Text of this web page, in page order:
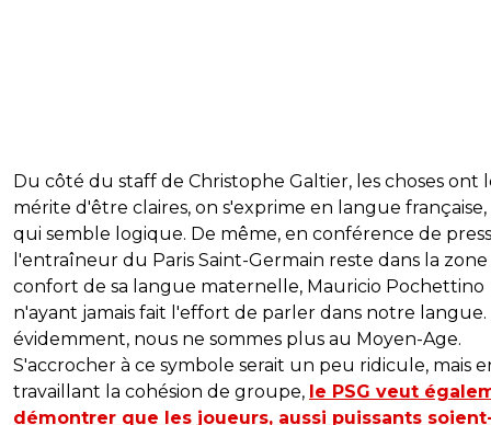
Du côté du staff de Christophe Galtier, les choses ont
mérite d'être claires, on s'exprime en langue française,
qui semble logique. De même, en conférence de
l'entraîneur du Paris Saint-Germain reste dans la
confort de sa langue maternelle, Mauricio Pochettino
n'ayant jamais fait l'effort de parler dans notre langue.
évidemment, nous ne sommes plus au Moyen-Age.
S'accrocher à ce symbole serait un peu ridicule, mais
travaillant la cohésion de groupe, le PSG veut
démontrer que les joueurs, aussi puissants